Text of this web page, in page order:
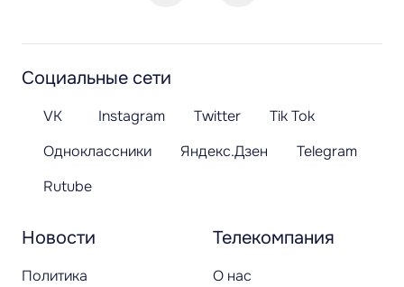
Новости
Политика
Телекомпания
О нас
Социальные сети
VK Instagram Twitter
Tik Tok
Одноклассники
Яндекс.Дзен
Telegram
Rutube